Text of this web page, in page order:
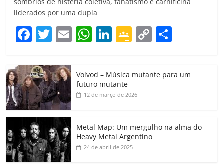
sombrios de histeria coletiva, fanatismo e carnificina
liderados por uma dupla
F
c
e
b
o
o
k
T
itt
er
E
ai
W
at
s
A
p
Li
k
e
dI
G
gl
e
a
ss
C
y
k
p
h
Voivod – Música mutante para um
futuro mutante
12 de março de 2026
Metal Map: Um mergulho na alma do
Heavy Metal Argentino
24 de abril de 2025